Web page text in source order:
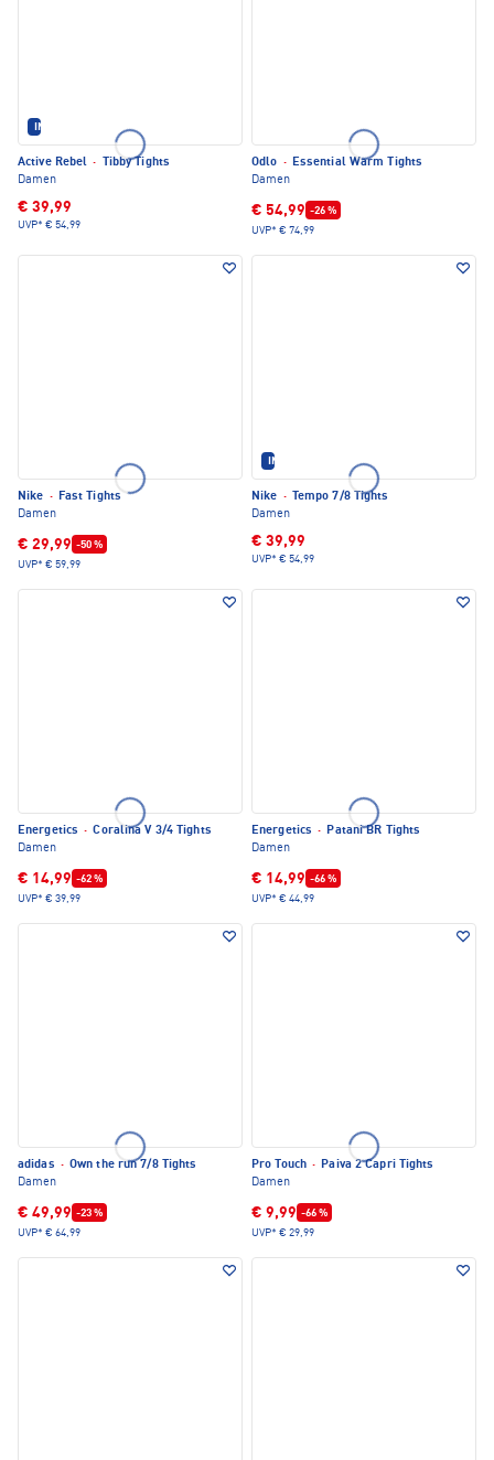
IM SET ERHÄLTLICH
Active Rebel ·
Tibby Tights
Damen
€ 39,99
UVP* € 54,99
Odlo · Essential Warm Tights
Damen
€ 54,99 -26 %
UVP* € 74,99
Nike · Fast Tights
Damen
€ 29,99 -50 %
UVP* € 59,99
IM SET ERHÄLTLICH
Nike ·
Tempo 7/8 Tights
Damen
€ 39,99
UVP* € 54,99
Energetics · Coralina V 3/4 Tights
Damen
€ 14,99 -62 %
UVP* € 39,99
Energetics · Patani BR Tights
Damen
€ 14,99 -66 %
UVP* € 44,99
adidas · Own the run 7/8 Tights
Damen
€ 49,99 -23 %
UVP* € 64,99
Pro Touch · Paiva 2 Capri Tights
Damen
€ 9,99 -66 %
UVP* € 29,99